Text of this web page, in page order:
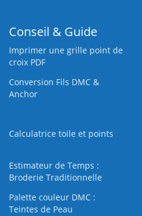
Conseil & Guide
Imprimer une grille point de
croix PDF
Conversion Fils DMC &
Anchor
Calculatrice toile et points
Estimateur de Temps :
Broderie Traditionnelle
Palette couleur DMC :
Teintes de Peau